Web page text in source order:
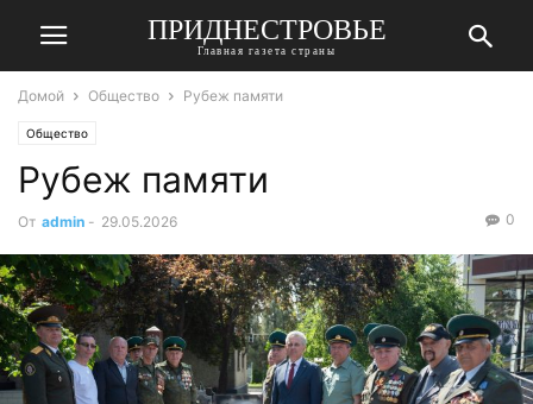
ПРИДНЕСТРОВЬЕ
Главная газета страны
Домой Общество Рубеж памяти
Общество
Рубеж памяти
От admin - 29.05.2026 0